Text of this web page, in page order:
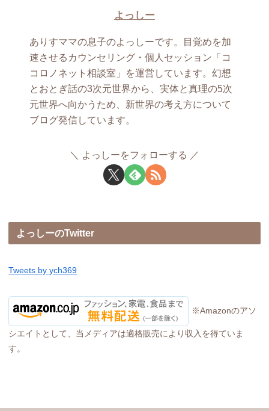
よっしー
ありすママの息子のよっしーです。目覚めを加
速させるカウンセリング・個人セッション「コ
コロノネット相談室」を運営しています。幻想
とおとぎ話の3次元世界から、実体と真理の5次
元世界へ向かうため、新世界の考え方について
ブログ発信しています。
よっしーをフォローする
よっしーのTwitter
Tweets by ych369
※Amazonのアソ
シエイトとして、当メディアは適格販売により収入を得ていま
す。